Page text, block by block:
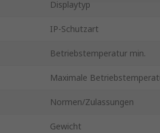
Displaytyp
IP-Schutzart
Betriebstemperatur min.
Maximale
Normen/Zulassungen
Gewicht